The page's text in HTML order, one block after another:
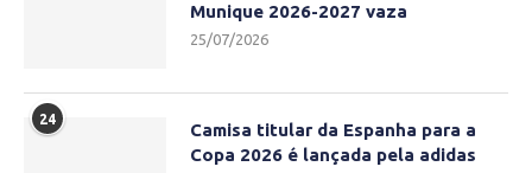
Munique 2026-2027 vaza
25/07/2026
24
Camisa titular da Espanha para a
Copa 2026 é lançada pela adidas